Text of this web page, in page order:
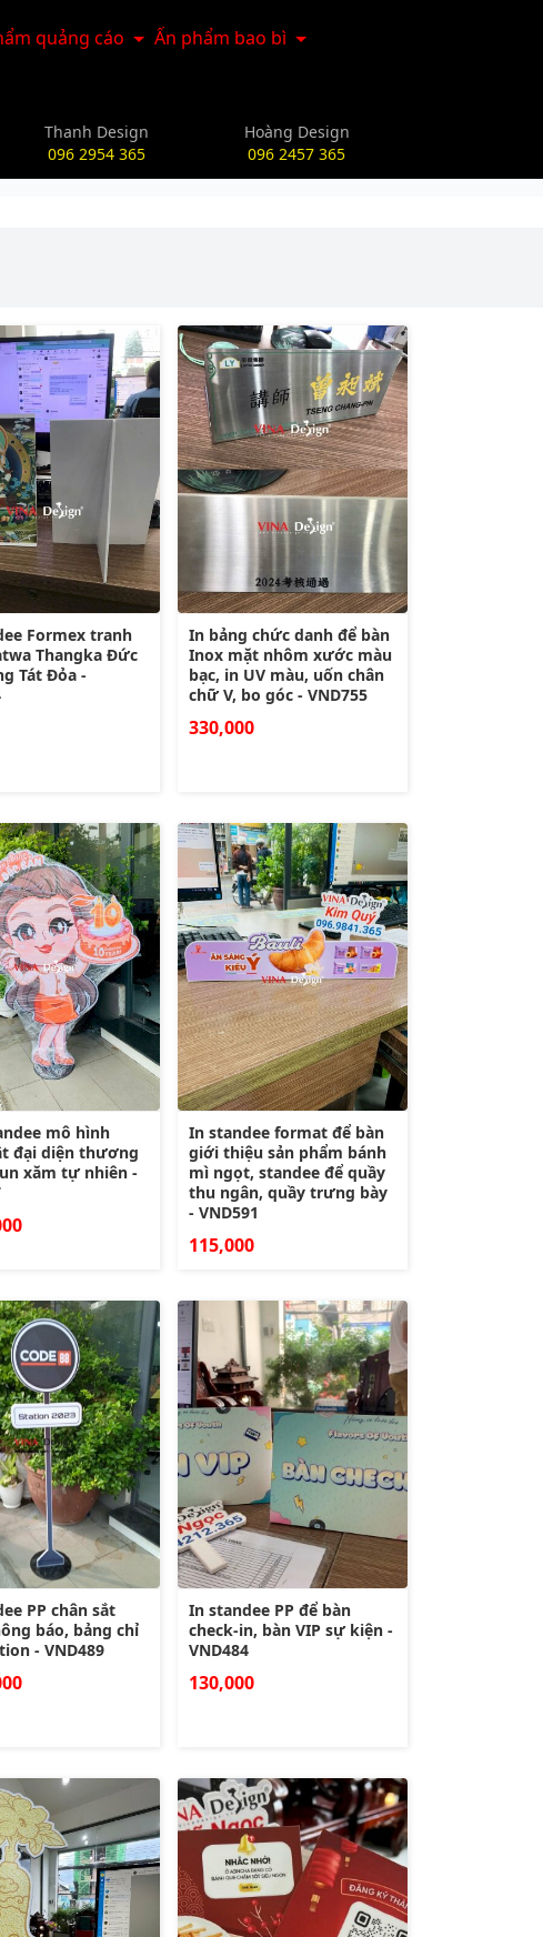
quảng cáo
Ấn phẩm bao bì
Thanh Design
096 2954 365
Hoàng Design
096 2457 365
Formex tranh
Thangka Đức
Tát Đỏa -
In bảng chức danh để bàn
Inox mặt nhôm xước màu
bạc, in UV màu, uốn chân
chữ V, bo góc - VND755
330,000
mô hình
đại diện thương
xăm tự nhiên -
In standee format để bàn
giới thiệu sản phẩm bánh
mì ngọt, standee để quầy
thu ngân, quầy trưng bày
- VND591
115,000
PP chân sắt
báo, bảng chỉ
- VND489
In standee PP để bàn
check-in, bàn VIP sự kiện -
VND484
130,000